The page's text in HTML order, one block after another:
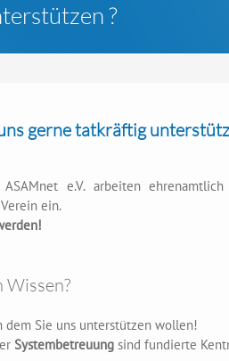
?
gerne tatkräftig
e.V. arbeiten
ein.
Wissen?
dem Sie uns unterstützen wollen!
Systembetreuung sind fundierte